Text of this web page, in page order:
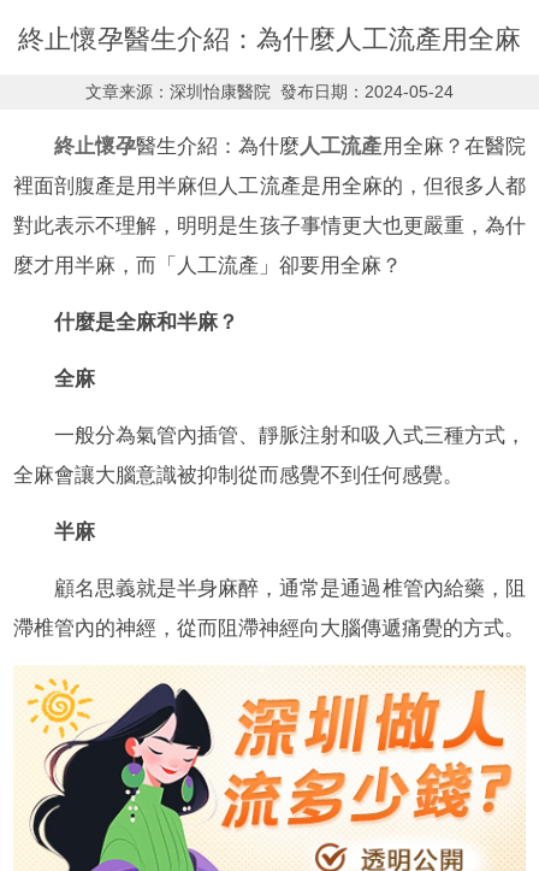
終止懷孕醫生介紹：為什麼人工流產用全麻
文章来源：深圳怡康醫院 發布日期：2024-05-24
終止懷孕醫生介紹：為什麼人工流產用全麻？在醫院
裡面剖腹產是用半麻但人工流產是用全麻的，但很多人都
對此表示不理解，明明是生孩子事情更大也更嚴重，為什
麼才用半麻，而「人工流產」卻要用全麻？
什麼是全麻和半麻？
全麻
一般分為氣管內插管、靜脈注射和吸入式三種方式，
全麻會讓大腦意識被抑制從而感覺不到任何感覺。
半麻
顧名思義就是半身麻醉，通常是通過椎管內給藥，阻
滯椎管內的神經，從而阻滯神經向大腦傳遞痛覺的方式。